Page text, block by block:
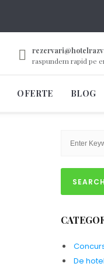
raspundem rapid pe
OFERTE BLOG
De hotel